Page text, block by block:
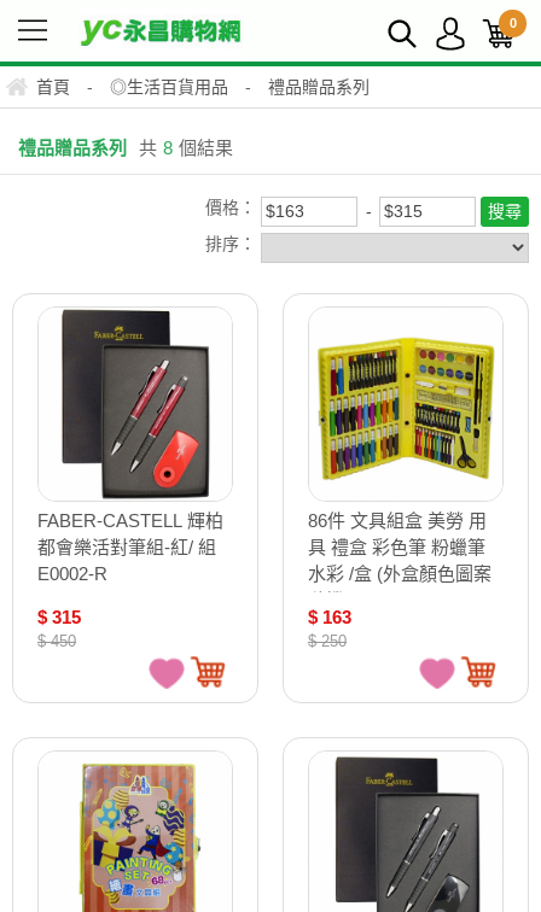
0
首頁 - ◎生活百貨用品 - 禮品贈品系列
禮品贈品系列 共 8 個結果
價格：
排序：
FABER-CASTELL 輝柏
都會樂活對筆組-紅/ 組
E0002-R
$ 315
$ 450
86件 文具組盒 美勞 用
具 禮盒 彩色筆 粉蠟筆
水彩 /盒 (外盒顏色圖案
$ 163
$ 250